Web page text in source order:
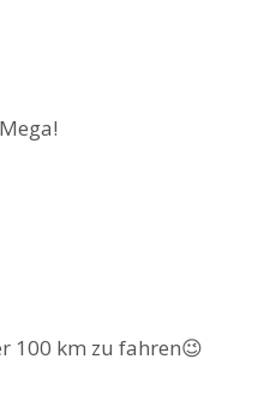
100 km zu fahren😉